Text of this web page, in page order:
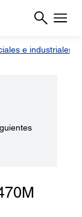
e industriales